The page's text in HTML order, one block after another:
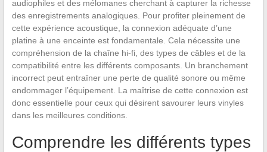
audiophiles et des mélomanes cherchant à capturer la richesse
des enregistrements analogiques. Pour profiter pleinement de
cette expérience acoustique, la connexion adéquate d’une
platine à une enceinte est fondamentale. Cela nécessite une
compréhension de la chaîne hi-fi, des types de câbles et de la
compatibilité entre les différents composants. Un branchement
incorrect peut entraîner une perte de qualité sonore ou même
endommager l’équipement. La maîtrise de cette connexion est
donc essentielle pour ceux qui désirent savourer leurs vinyles
dans les meilleures conditions.
Comprendre les différents types